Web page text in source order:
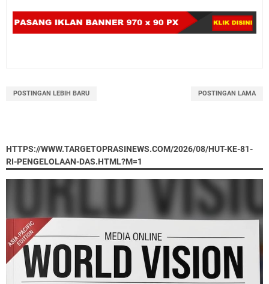
POSTINGAN LEBIH BARU POSTINGAN LAMA
HTTPS://WWW.TARGETOPRASINEWS.COM/2026/08/HUT-KE-81-
RI-PENGELOLAAN-DAS.HTML?M=1